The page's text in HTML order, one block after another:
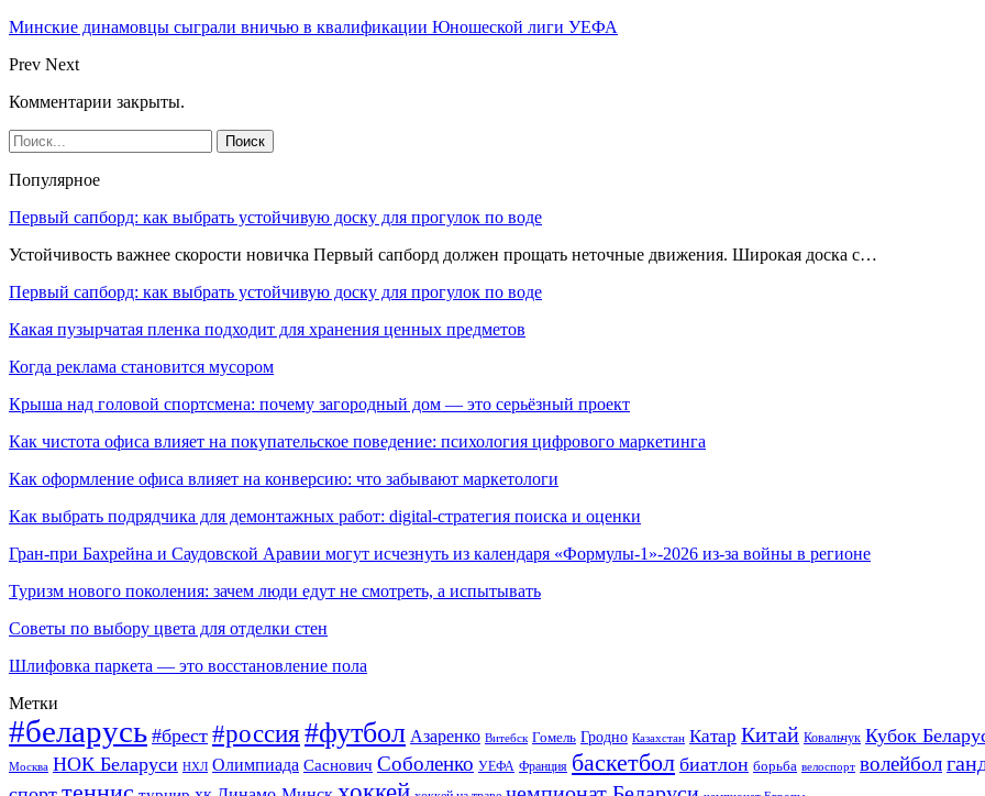
Минские динамовцы сыграли вничью в квалификации Юношеской лиги УЕФА
Prev Next
Комментарии закрыты.
Популярное
Первый сапборд: как выбрать устойчивую доску для прогулок по воде
Устойчивость важнее скорости новичка Первый сапборд должен прощать неточные движения. Широкая доска с…
Первый сапборд: как выбрать устойчивую доску для прогулок по воде
Какая пузырчатая пленка подходит для хранения ценных предметов
Когда реклама становится мусором
Крыша над головой спортсмена: почему загородный дом — это серьёзный проект
Как чистота офиса влияет на покупательское поведение: психология цифрового маркетинга
Как оформление офиса влияет на конверсию: что забывают маркетологи
Как выбрать подрядчика для демонтажных работ: digital-стратегия поиска и оценки
Гран-при Бахрейна и Саудовской Аравии могут исчезнуть из календаря «Формулы-1»-2026 из-за войны в регионе
Туризм нового поколения: зачем люди едут не смотреть, а испытывать
Советы по выбору цвета для отделки стен
Шлифовка паркета — это восстановление пола
Метки
#беларусь #брест #россия#футбол Азаренко Витебск Гомель Гродно Казахстан Катар Китай Ковальчук Кубок
Москва НОК Беларуси НХЛ Олимпиада Саснович Соболенко УЕФА Франция баскетбол биатлон борьба велоспорт волейбол